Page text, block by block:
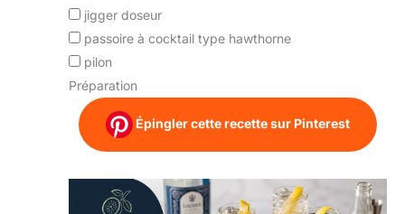
jigger doseur
passoire à cocktail type hawthorne
pilon
Préparation
Épingler cette recette sur Pinterest